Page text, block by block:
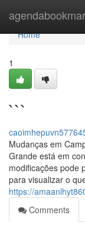
Home
Home
1
```
Mudanças em
Grande está em
modificações pode
para visualizar o
https://
Comments